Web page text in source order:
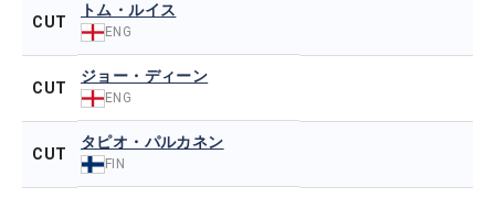
CUT
トム・ルイス
ENG
CUT
ジョー・ディーン
ENG
CUT
タピオ・パルカネン
FIN